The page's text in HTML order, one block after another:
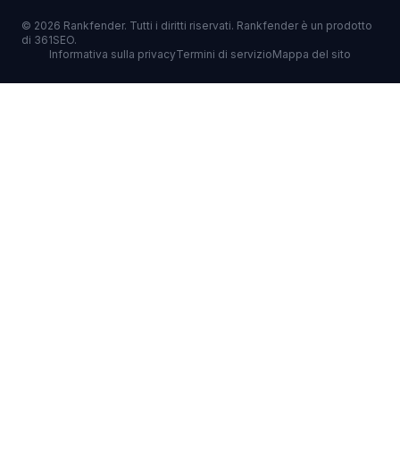
© 2026 Rankfender. Tutti i diritti riservati. Rankfender è un prodotto
di 361SEO.
Informativa sulla privacyTermini di servizioMappa del sito